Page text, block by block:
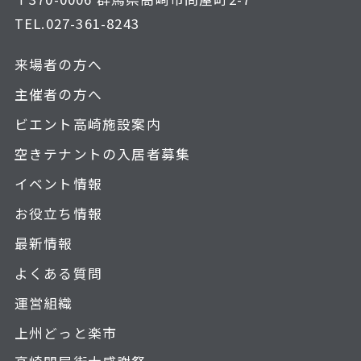
TEL.027-361-8243
来場者の方へ
主催者の方へ
ビエント高崎施設案内
空きテナントの入居者募集
イベント情報
お役立ち情報
最新情報
よくある質問
運営組織
上州どっと楽市